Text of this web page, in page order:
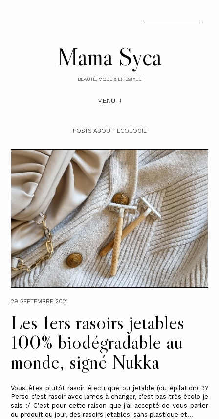
Mama Syca
BEAUTÉ, MODE & LIFESTYLE
MENU
POSTS ABOUT: ECOLOGIE
29 SEPTEMBRE 2021
Les 1ers rasoirs jetables
100% biodégradable au
monde, signé Nukka
Vous êtes plutôt rasoir électrique ou jetable (ou épilation) ??
Perso c'est rasoir avec lames à changer, c'est pas très écolo je
sais :/ C'est pour cette raison que j'ai accepté de vous parler
du produit du jour, des rasoirs jetables, sans plastique et...